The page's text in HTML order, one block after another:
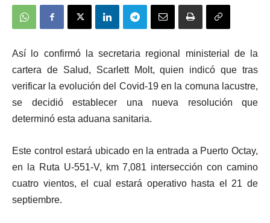
Así lo confirmó la secretaria regional ministerial de la
cartera de Salud, Scarlett Molt, quien indicó que tras
verificar la evolución del Covid-19 en la comuna lacustre,
se decidió establecer una nueva resolución que
determinó esta aduana sanitaria.
Este control estará ubicado en la entrada a Puerto Octay,
en la Ruta U-551-V, km 7,081 intersección con camino
cuatro vientos, el cual estará operativo hasta el 21 de
septiembre.